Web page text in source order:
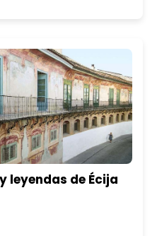
leyendas de Écija